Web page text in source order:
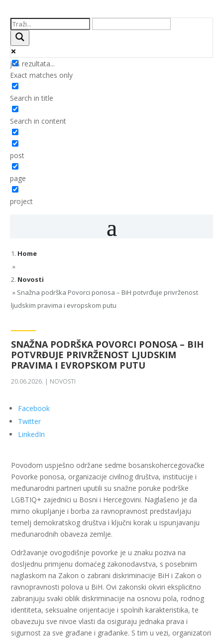
još rezultata...
Exact matches only
Search in title
Search in content
post
page
project
Home
»
Novosti
» Snažna podrška Povorci ponosa – BiH potvrđuje privrženost
ljudskim pravima i evropskom putu
SNAŽNA PODRŠKA POVORCI PONOSA – BIH
POTVRĐUJE PRIVRŽENOST LJUDSKIM
PRAVIMA I EVROPSKOM PUTU
20.06.2026. | NOVOSTI
Facebook
Twitter
LinkedIn
Povodom uspješno održane sedme bosanskohercegovačke
Povorke ponosa, organizacije civilnog društva, institucije i
međunarodni partneri uputili su snažne poruke podrške
LGBTIQ+ zajednici u Bosni i Hercegovini. Naglašeno je da
mirno okupljanje i borba za ravnopravnost predstavljaju
temelj demokratskog društva i ključni korak u ispunjavanju
međunarodnih obaveza zemlje.
Održavanje ovogodišnje povorke je u znaku poziva na
dosljednu primjenu domaćeg zakonodavstva, s posebnim
naglaskom na Zakon o zabrani diskriminacije BiH i Zakon o
ravnopravnosti polova u BiH. Ovi zakonski okviri eksplicitno
zabranjuju svaki oblik diskriminacije na osnovu pola, rodnog
identiteta, seksualne orijentacije i spolnih karakteristika, te
obavezuju sve nivoe vlasti da osiguraju jednaka prava i
sigurnost za sve građane i građanke. S tim u vezi, organizatori